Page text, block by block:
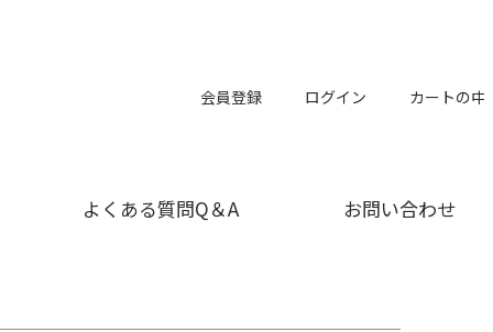
会員登録 ログイン カートの中
よくある質問Q＆A お問い合わせ